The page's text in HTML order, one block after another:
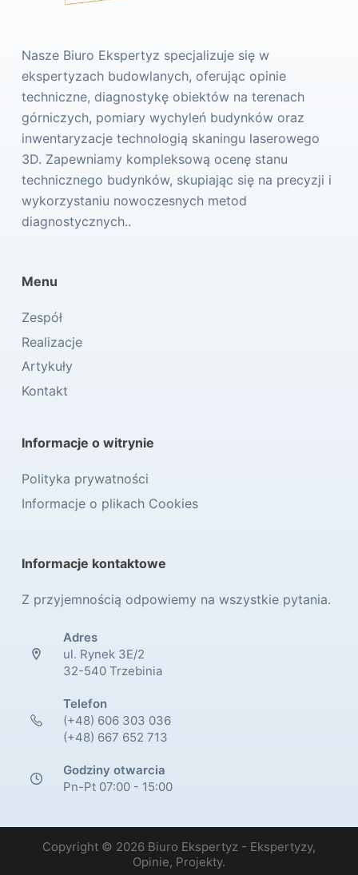
Nasze Biuro Ekspertyz specjalizuje się w
ekspertyzach budowlanych, oferując opinie
techniczne, diagnostykę obiektów na terenach
górniczych, pomiary wychyleń budynków oraz
inwentaryzacje technologią skaningu laserowego
3D. Zapewniamy kompleksową ocenę stanu
technicznego budynków, skupiając się na precyzji i
wykorzystaniu nowoczesnych metod
diagnostycznych..
Menu
Zespół
Realizacje
Artykuły
Kontakt
Informacje o witrynie
Polityka prywatności
Informacje o plikach Cookies
Informacje kontaktowe
Z przyjemnością odpowiemy na wszystkie pytania.
Adres
ul. Rynek 3E/2
32-540 Trzebinia
Telefon
(+48) 606 303 036
(+48) 667 652 713
Godziny otwarcia
Pn-Pt 07:00 - 15:00
Copyright © 2026 Biuro Ekspertyz - Ekspertyzy,
Opinie, Projekty.